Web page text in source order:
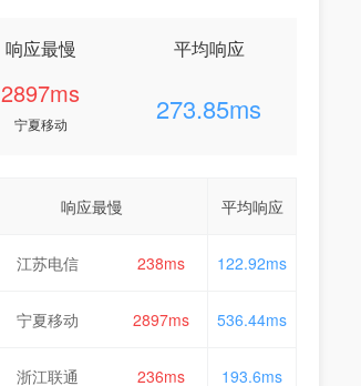
响应最慢
2897ms
宁夏移动
平均响应
273.85ms
响应最慢 平均响应
江苏电信 238ms 122.92ms
宁夏移动 2897ms 536.44ms
浙江联通 236ms 193.6ms